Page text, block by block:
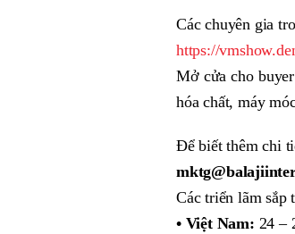
Các chuyên gia
https://
Mở cửa cho
hóa chất, máy
Để biết thêm chi
Các triển lãm sắp
• Việt Nam: 24 –